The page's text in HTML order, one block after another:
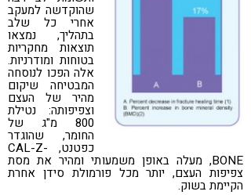
שהוקדשה למעקב
אחרי כל שלב
בתהליך, נמצאו
תוצאות מחקריות
בטוחות ומודרניות.
אלה הפכו לנוסחה
המבטיחה שיקום
מהיר של העצם
וצפיפותה: נטילת
800 מ"ג של
החומר, שהוגדר
כפטנט, CAL-Z-
BONE, מעלה באופן משמעותי ומהיר את מסת
צפיפות העצם, יותר מכל פורמולת סידן אחרת
הקיימת בשוק.